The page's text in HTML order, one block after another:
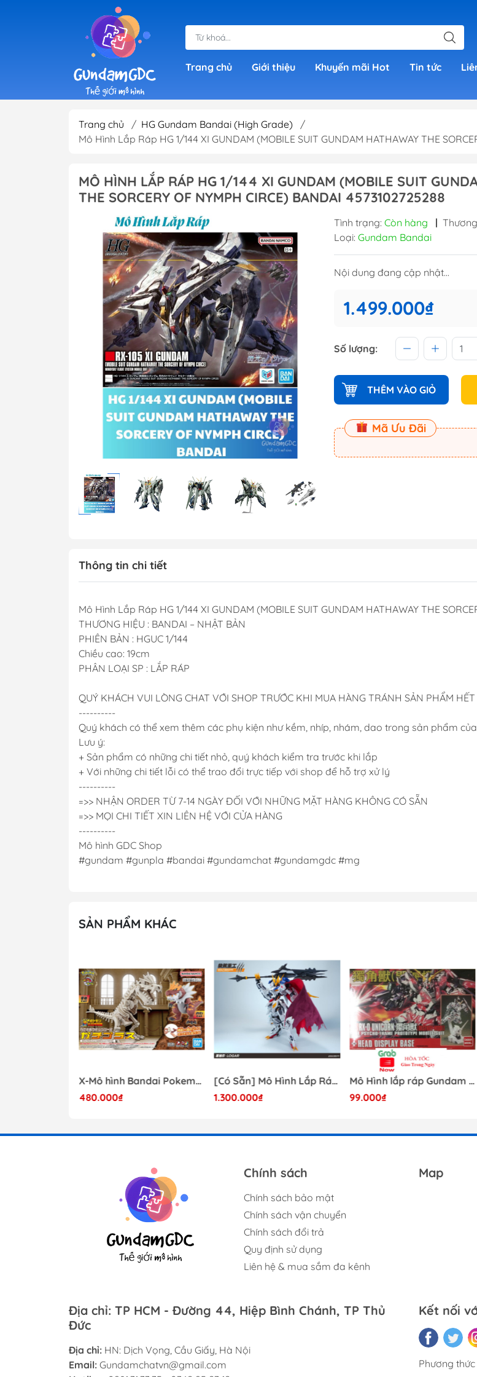
Trang chủ
Giới thiệu Khuyến mãi Hot Tin tức
Gundam Giá Rẻ
HG Gundam ( High Grade )
Grade)
IBO Gundam (1/100)
RE 1/100 Gundam
MG 1/100 Gundam (Master
Grade)
MGEX Gundam ( Master
Grade Ver.ka)
PG Gundam (Perfect
Grade)
Mega Size Gundam
Gundam Bandai
Gundam Daban
Gundam Jijia
Trang chủ / HG Gundam Bandai (High Grade)
/
Mô Hình Lắp Ráp HG 1/144 XI GUNDAM (MOBILE SUIT GUNDAM HATHAWAY THE
MÔ HÌNH LẮP RÁP HG 1/144 XI GUNDAM (MOBILE SUIT
THE SORCERY OF NYMPH CIRCE) BANDAI 4573102725288
Tình trạng: Còn hàng |
Loại: Gundam Bandai
Nội dung đang cập nhật...
1.499.000₫
Số lượng:
THÊM VÀO GIỎ
Mã Ưu Đãi
Thông tin chi tiết
Mô Hình Lắp Ráp HG 1/144 XI GUNDAM (MOBILE SUIT GUNDAM HATHAWAY THE
THƯƠNG HIỆU : BANDAI – NHẬT BẢN
PHIÊN BẢN : HGUC 1/144
Chiều cao: 19cm
PHÂN LOẠI SP : LẮP RÁP
QUÝ KHÁCH VUI LÒNG CHAT VỚI SHOP TRƯỚC KHI MUA HÀNG TRÁNH SẢN PHẨM
----------
Quý khách có thể xem thêm các phụ kiện như kềm, nhíp, nhám, dao trong sản phẩm
Lưu ý:
+ Sản phẩm có những chi tiết nhỏ, quý khách kiểm tra trước khi lắp
+ Với những chi tiết lỗi có thể trao đổi trực tiếp với shop để hỗ trợ xử lý
----------
=>> NHẬN ORDER TỪ 7-14 NGÀY ĐỐI VỚI NHỮNG MẶT HÀNG KHÔNG CÓ SẴN
=>> MỌI CHI TIẾT XIN LIÊN HỆ VỚI CỬA HÀNG
----------
Mô hình GDC Shop
#gundam #gunpla #bandai #gundamchat #gundamgdc #mg
SẢN PHẨM KHÁC
X-Mô hình Bandai Pokemon PLAMO COLLECTION Fossil Pokemon Series Tyrantrum
480.000₫
[Có Sẵn] Mô Hình Lắp Ráp 1/60 Barbatos Logar Wolf Remains Meavy Industries
1.300.000₫
Mô Hình lắp ráp Gundam HG RX-0 Unicorn Gundam Destroy Mode 100 Daban
99.000₫
Chính sách
Chính sách bảo mật
Chính sách vận chuyển
Chính sách đổi trả
Quy định sử dụng
Liên hệ & mua sắm đa kênh
Map
Địa chỉ: TP HCM - Đường 44, Hiệp Bình Chánh, TP Thủ
Đức
Địa chỉ: HN: Dịch Vọng, Cầu Giấy, Hà Nội
Email: Gundamchatvn@gmail.com
Kết nối
Phương